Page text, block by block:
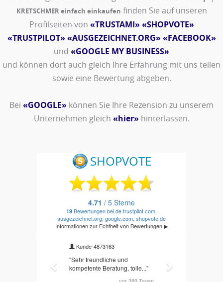
KRETSCHMER einfach einkaufen finden Sie auf unseren
Profilseiten von «TRUSTAMI» «SHOPVOTE»
«TRUSTPILOT» «AUSGEZEICHNET.ORG» «FACEBOOK»
und «GOOGLE MY BUSINESS»
und können dort auch gleich Ihre Erfahrung mit uns teilen
sowie eine Bewertung abgeben.
Bei «GOOGLE» können Sie Ihre Rezension zu unserem
Unternehmen gleich «hier» hinterlassen.